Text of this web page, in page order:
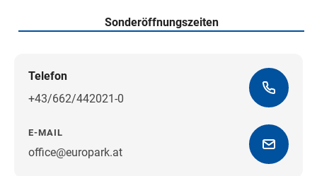
Sonderöffnungszeiten
Telefon
+43/662/442021-0
E-MAIL
office@europark.atWegbeschreibung erhalten